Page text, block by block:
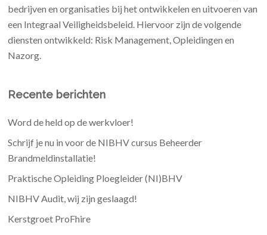
bedrijven en organisaties bij het ontwikkelen en uitvoeren van
een Integraal Veiligheidsbeleid. Hiervoor zijn de volgende
diensten ontwikkeld: Risk Management, Opleidingen en
Nazorg.
Recente berichten
Word de held op de werkvloer!
Schrijf je nu in voor de NIBHV cursus Beheerder
Brandmeldinstallatie!
Praktische Opleiding Ploegleider (NI)BHV
NIBHV Audit, wij zijn geslaagd!
Kerstgroet ProFhire